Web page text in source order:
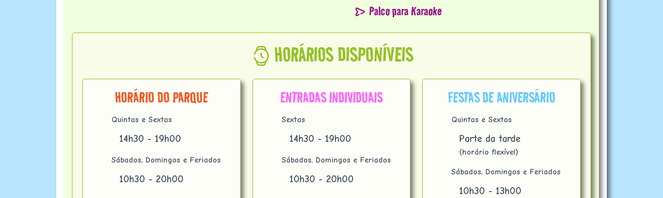
Palco para Karaoke
HORÁRIOS DISPONÍVEIS
HORÁRIO DO PARQUE
Quintas e Sextas
14h30 - 19h00
Sábados, Domingos e Feriados
10h30 - 20h00
ENTRADAS INDIVIDUAIS
Sextas
14h30 - 19h00
Sábados, Domingos e Feriados
10h30 - 20h00
FESTAS DE ANIVERSÁRIO
Quintas e Sextas
Parte da tarde
(horário flexível)
Sábados, Domingos e Feriados
10h30 - 13h00